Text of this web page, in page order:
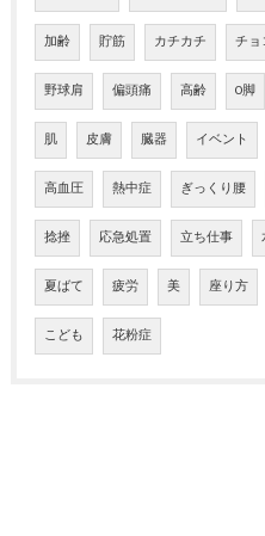
加齢 貯筋 カチカチ チョ
野球肩 偏頭痛 高齢 O脚
肌 皮膚 臓器 イベント
高血圧 熱中症 ぎっくり腰
捻挫 応急処置 立ち仕事
夏ばて 疲労 美 座り方
こども 花粉症